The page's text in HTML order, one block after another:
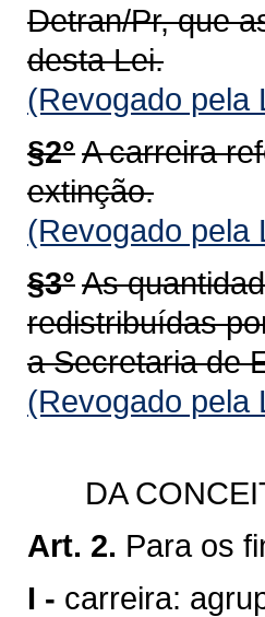
Detran/Pr, que
desta Lei.
(Revogado pela
§2°A carreira
extinção.
(Revogado pela
§3°As
redistribuídas
a Secretaria de
(Revogado pela
DA
Art. 2. Para os
I - carreira: